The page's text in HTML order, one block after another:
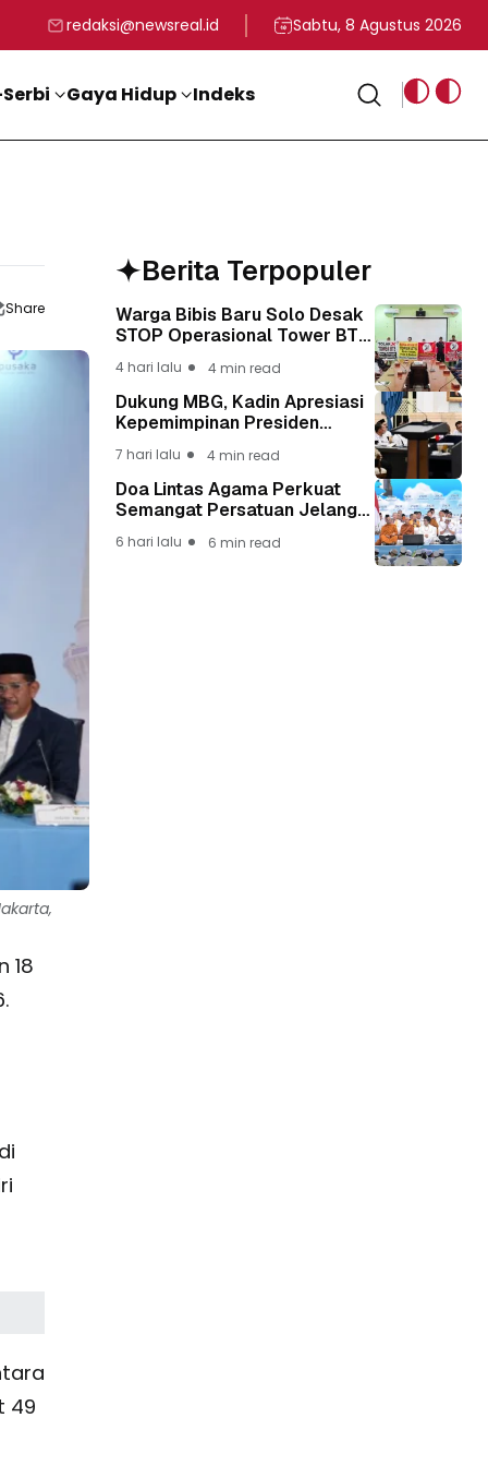
ke-81 Kemerdekaan RI
Kadin Apresiasi Kepemimpinan Presiden Prabowo yang
Staf Khusus Menag RI
redaksi@newsreal.id Sabtu, 8 Agustus 2026
Gaya Hidup Indeks
Share
18
49
Berita Terpopuler
Warga Bibis Baru Solo Desak
STOP Operasional Tower BTS,
Keselamatan Warga Lebih
Berharga
4 hari lalu 4 min read
Dukung MBG, Kadin Apresiasi
Kepemimpinan Presiden
7 hari lalu 4 min read
Doa Lintas Agama Perkuat
Semangat Persatuan Jelang
6 hari lalu 6 min read